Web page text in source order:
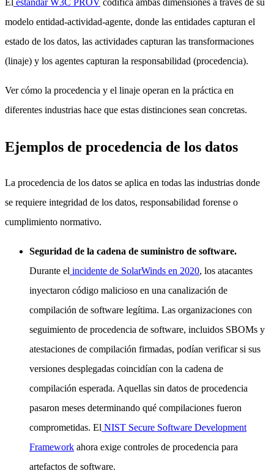
modelo entidad-actividad-agente, donde las entidades capturan el
estado de los datos, las actividades capturan las transformaciones
(linaje) y los agentes capturan la responsabilidad (procedencia).
Ver cómo la procedencia y el linaje operan en la práctica en
diferentes industrias hace que estas distinciones sean concretas.
Ejemplos de procedencia de los datos
La procedencia de los datos se aplica en todas las industrias donde
se requiere integridad de los datos, responsabilidad forense o
cumplimiento normativo.
Seguridad de la cadena de suministro de software.
Durante el incidente de SolarWinds en 2020, los atacantes
inyectaron código malicioso en una canalización de
compilación de software legítima. Las organizaciones con
seguimiento de procedencia de software, incluidos SBOMs y
atestaciones de compilación firmadas, podían verificar si sus
versiones desplegadas coincidían con la cadena de
compilación esperada. Aquellas sin datos de procedencia
pasaron meses determinando qué compilaciones fueron
comprometidas. El NIST Secure Software Development
Framework ahora exige controles de procedencia para
artefactos de software.